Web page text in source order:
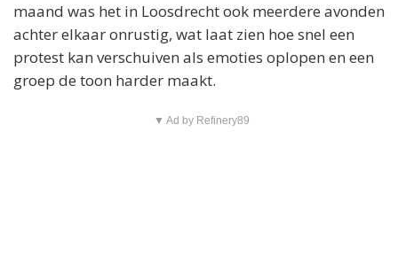
maand was het in Loosdrecht ook meerdere avonden
achter elkaar onrustig, wat laat zien hoe snel een
protest kan verschuiven als emoties oplopen en een
groep de toon harder maakt.
▼ Ad by Refinery89